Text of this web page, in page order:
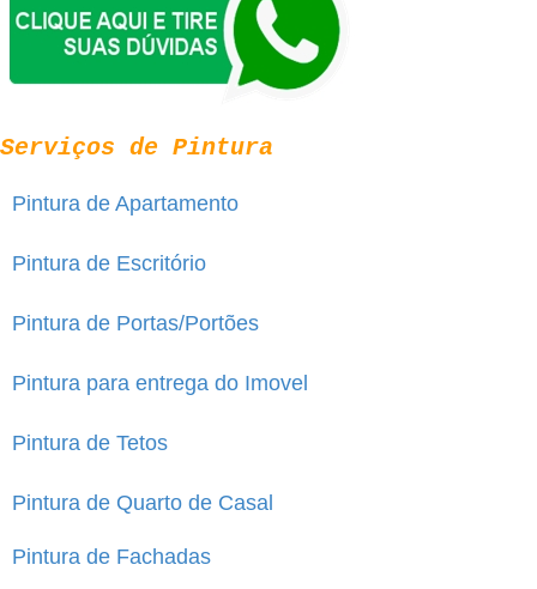
Serviços de Pintura
Pintura de Apartamento
Pintura de Escritório
Pintura de Portas/Portões
Pintura para entrega do Imovel
Pintura de Tetos
Pintura de Quarto de Casal
Pintura de Fachadas